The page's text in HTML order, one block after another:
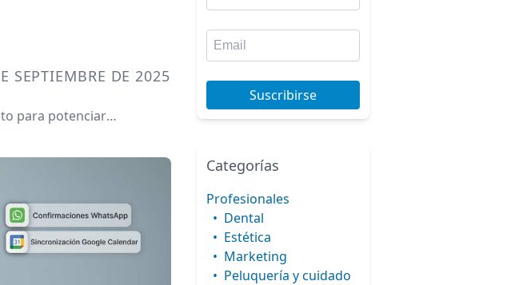
SEPTIEMBRE DE 2025
para potenciar
Suscribirse
Categorías
Profesionales
• Dental
• Estética
• Marketing
• Peluquería y cuidado